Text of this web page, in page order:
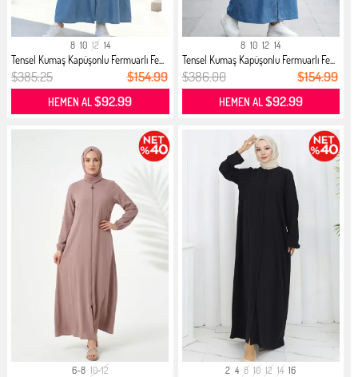
8 10 12 14
Tensel Kumaş Kapüşonlu Fermuarlı Fe...
$385.25 $154.99
HEMEN AL$92.99
8 10 12 14
Tensel Kumaş Kapüşonlu Fermuarlı Fe...
$386.00 $154.99
HEMEN AL$92.99
6-8 10-12 2 4 8 10 12 14 16